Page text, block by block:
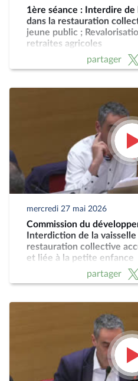
1ère séance : Interdire de
dans la restauration
jeune public ;
retraites agricoles
partager
mercredi 27 mai 2026
Commission du
Interdiction de la
restauration collective
et liée à la petite enfance
partager